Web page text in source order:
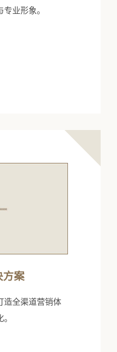
业形象。
方案
造全渠道营销体